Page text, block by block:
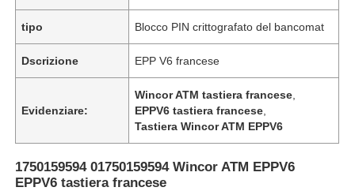
tipo Blocco PIN crittografato del bancomat
Dscrizione EPP V6 francese
Evidenziare:
Wincor ATM tastiera francese
EPPV6 tastiera francese
Tastiera Wincor ATM EPPV6
1750159594 01750159594 Wincor ATM EPPV6
EPPV6 tastiera francese